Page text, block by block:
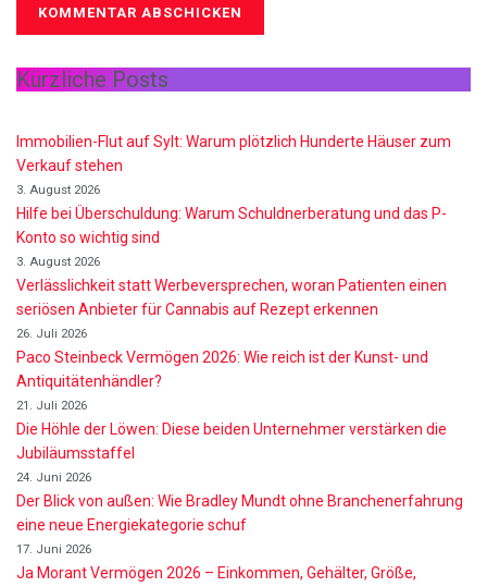
Kürzliche Posts
Immobilien-Flut auf Sylt: Warum plötzlich Hunderte Häuser zum
Verkauf stehen
3. August 2026
Hilfe bei Überschuldung: Warum Schuldnerberatung und das P-
Konto so wichtig sind
3. August 2026
Verlässlichkeit statt Werbeversprechen, woran Patienten einen
seriösen Anbieter für Cannabis auf Rezept erkennen
26. Juli 2026
Paco Steinbeck Vermögen 2026: Wie reich ist der Kunst- und
Antiquitätenhändler?
21. Juli 2026
Die Höhle der Löwen: Diese beiden Unternehmer verstärken die
Jubiläumsstaffel
24. Juni 2026
Der Blick von außen: Wie Bradley Mundt ohne Branchenerfahrung
eine neue Energiekategorie schuf
17. Juni 2026
Ja Morant Vermögen 2026 – Einkommen, Gehälter, Größe,